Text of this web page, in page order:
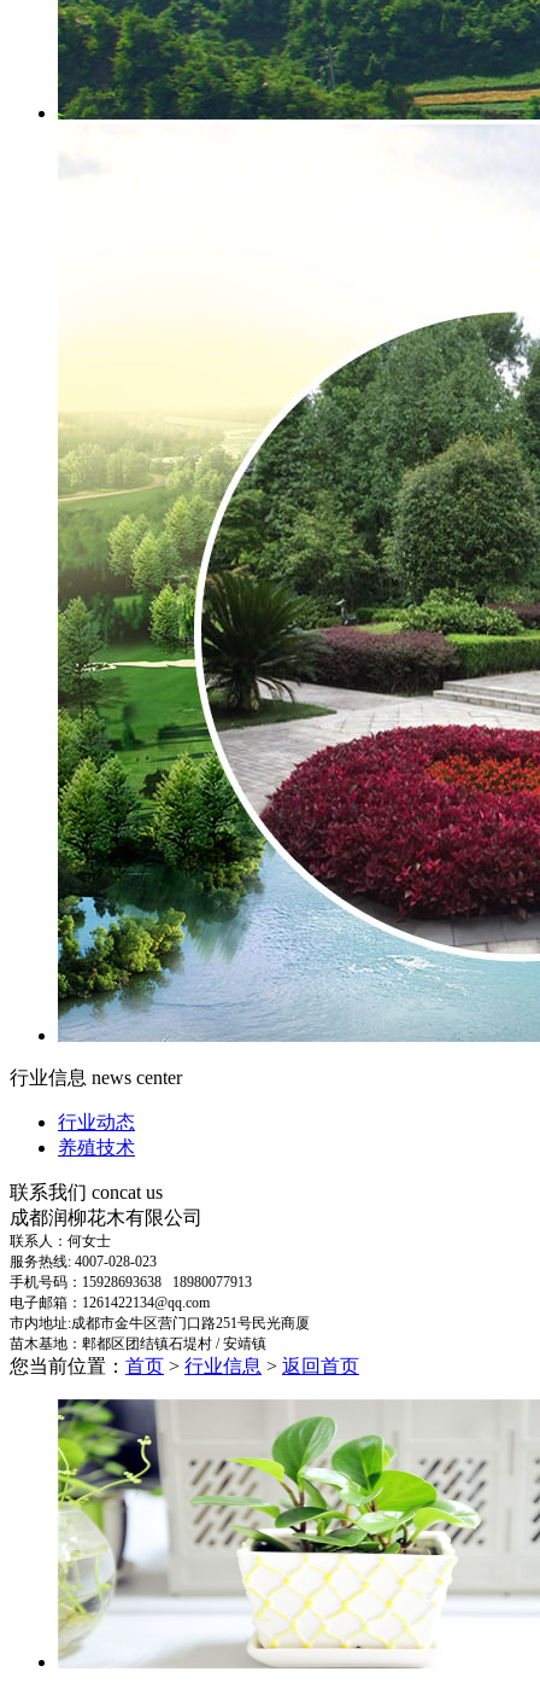
行业信息 news center
行业动态
养殖技术
联系我们 concat us
成都润柳花木有限公司
联系人：何女士
服务热线: 4007-028-023
手机号码：15928693638 18980077913
电子邮箱：1261422134@qq.com
市内地址:成都市金牛区营门口路251号民光商厦
苗木基地：郫都区团结镇石堤村 / 安靖镇
您当前位置： 首页 > 行业信息 > 返回首页